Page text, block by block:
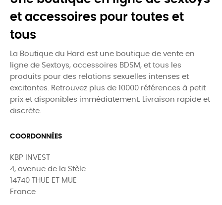
et accessoires pour toutes et
tous
La Boutique du Hard est une boutique de vente en
ligne de Sextoys, accessoires BDSM, et tous les
produits pour des relations sexuelles intenses et
excitantes. Retrouvez plus de 10000 références à petit
prix et disponibles immédiatement. Livraison rapide et
discrète.
COORDONNÉES
KBP INVEST
4, avenue de la Stèle
14740 THUE ET MUE
France